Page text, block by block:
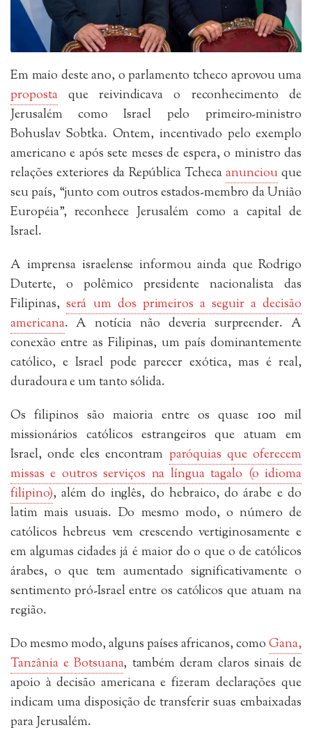
Em maio deste ano, o parlamento tcheco aprovou uma
propostaque reivindicava o reconhecimento de
Jerusalém como Israel pelo primeiro-ministro
Bohuslav Sobtka. Ontem, incentivado pelo exemplo
americano e após sete meses de espera, o ministro das
relações exteriores da República Tchecaanunciouque
seu país, “junto com outros estados-membro da União
Européia”, reconhece Jerusalém como a capital de
Israel.
A imprensa israelense informou ainda que Rodrigo
Duterte, o polêmico presidente nacionalista das
Filipinas, será um dos primeiros a seguir a decisão
americana. A notícia não deveria surpreender. A
conexão entre as Filipinas, um país dominantemente
católico, e Israel pode parecer exótica, mas é real,
duradoura e um tanto sólida.
Os filipinos são maioria entre os quase 100 mil
missionários católicos estrangeiros que atuam em
Israel, onde eles encontram paróquias que oferecem
missas e outros serviços na língua tagalo (o idioma
filipino), além do inglês, do hebraico, do árabe e do
latim mais usuais. Do mesmo modo, o número de
católicos hebreus vem crescendo vertiginosamente e
em algumas cidades já é maior do o que o de católicos
árabes, o que tem aumentado significativamente o
sentimento pró-Israel entre os católicos que atuam na
região.
Do mesmo modo, alguns países africanos, comoGana,
Tanzânia e Botsuana, também deram claros sinais de
apoio à decisão americana e fizeram declarações que
indicam uma disposição de transferir suas embaixadas
para Jerusalém.